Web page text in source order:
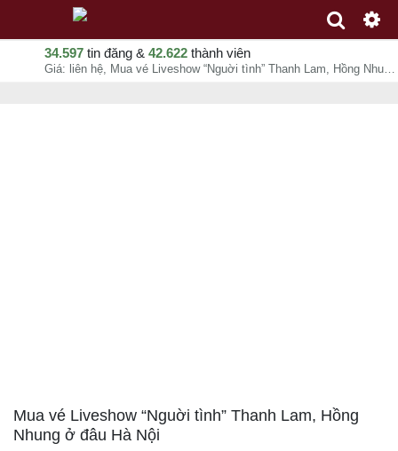
34.597 tin đăng & 42.622 thành viên
Giá: liên hệ, Mua vé Liveshow “Nguời tình” Thanh Lam, Hồng Nhung ở đâu Hà Nội, Trang Nguyễn, chuyên mục Thư giãn, Giải trí tại Quận Thanh Xuân - Hà Nội - 07-08-2026 10:47:04
Mua vé Liveshow “Nguời tình” Thanh Lam, Hồng
Nhung ở đâu Hà Nội